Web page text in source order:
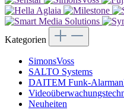
Kategorien
SimonsVoss
SALTO Systems
DAITEM Funk-
Neuheiten